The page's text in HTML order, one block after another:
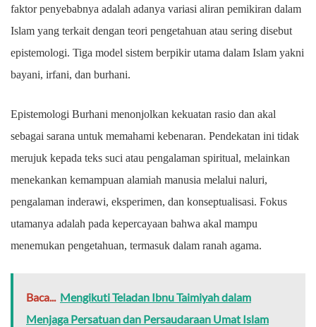
faktor penyebabnya adalah adanya variasi aliran pemikiran dalam
Islam yang terkait dengan teori pengetahuan atau sering disebut
epistemologi. Tiga model sistem berpikir utama dalam Islam yakni
bayani, irfani, dan burhani.
Epistemologi Burhani menonjolkan kekuatan rasio dan akal
sebagai sarana untuk memahami kebenaran. Pendekatan ini tidak
merujuk kepada teks suci atau pengalaman spiritual, melainkan
menekankan kemampuan alamiah manusia melalui naluri,
pengalaman inderawi, eksperimen, dan konseptualisasi. Fokus
utamanya adalah pada kepercayaan bahwa akal mampu
menemukan pengetahuan, termasuk dalam ranah agama.
Baca... Mengikuti Teladan Ibnu Taimiyah dalam
Menjaga Persatuan dan Persaudaraan Umat Islam